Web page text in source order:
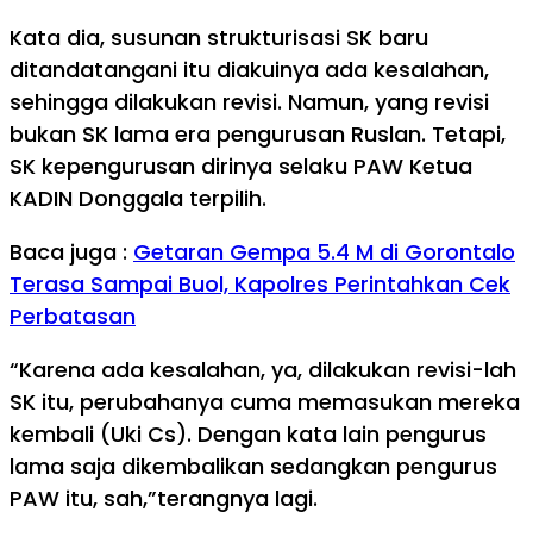
Kata dia, susunan strukturisasi SK baru
ditandatangani itu diakuinya ada kesalahan,
sehingga dilakukan revisi. Namun, yang revisi
bukan SK lama era pengurusan Ruslan. Tetapi,
SK kepengurusan dirinya selaku PAW Ketua
KADIN Donggala terpilih.
Baca juga : Getaran Gempa 5.4 M di Gorontalo
Terasa Sampai Buol, Kapolres Perintahkan Cek
Perbatasan
“Karena ada kesalahan, ya, dilakukan revisi-lah
SK itu, perubahanya cuma memasukan mereka
kembali (Uki Cs). Dengan kata lain pengurus
lama saja dikembalikan sedangkan pengurus
PAW itu, sah,”terangnya lagi.